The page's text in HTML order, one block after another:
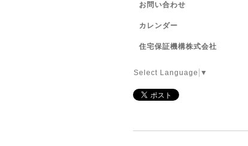
お問い合わせ
カレンダー
住宅保証機構株式会社
Select Language ▼